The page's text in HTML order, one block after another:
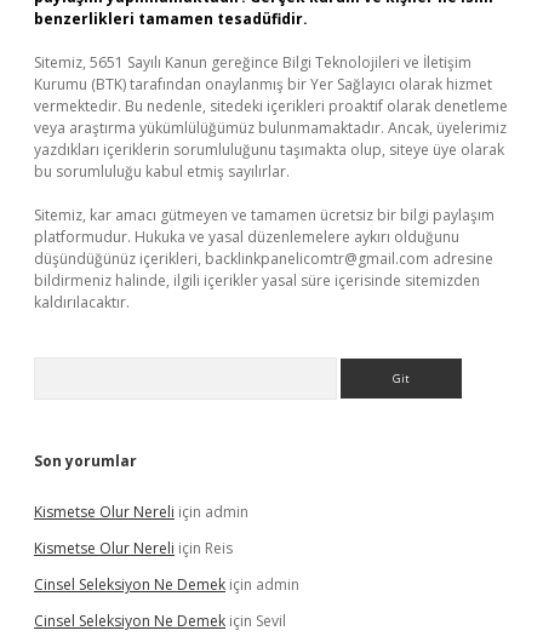
benzerlikleri tamamen tesadüfidir.
Sitemiz, 5651 Sayılı Kanun gereğince Bilgi Teknolojileri ve İletişim
Kurumu (BTK) tarafından onaylanmış bir Yer Sağlayıcı olarak hizmet
vermektedir. Bu nedenle, sitedeki içerikleri proaktif olarak denetleme
veya araştırma yükümlülüğümüz bulunmamaktadır. Ancak, üyelerimiz
yazdıkları içeriklerin sorumluluğunu taşımakta olup, siteye üye olarak
bu sorumluluğu kabul etmiş sayılırlar.
Sitemiz, kar amacı gütmeyen ve tamamen ücretsiz bir bilgi paylaşım
platformudur. Hukuka ve yasal düzenlemelere aykırı olduğunu
düşündüğünüz içerikleri, backlinkpanelicomtr@gmail.com adresine
bildirmeniz halinde, ilgili içerikler yasal süre içerisinde sitemizden
kaldırılacaktır.
Son yorumlar
Kismetse Olur Nereli için admin
Kismetse Olur Nereli için Reis
Cinsel Seleksiyon Ne Demek için admin
Cinsel Seleksiyon Ne Demek için Sevil